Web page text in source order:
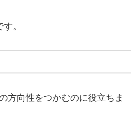
。
方向性をつかむのに役立ちま